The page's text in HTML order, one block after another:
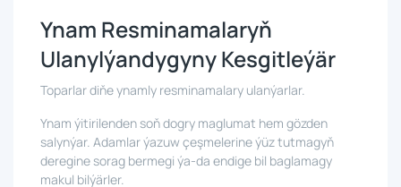
Ynam Resminamalaryň
Ulanylýandygyny Kesgitleýär
Toparlar diňe ynamly resminamalary ulanýarlar.
Ynam ýitirilenden soň dogry maglumat hem gözden
salynýar. Adamlar ýazuw çeşmelerine ýüz tutmagyň
deregine sorag bermegi ýa-da endige bil baglamagy
makul bilýärler.